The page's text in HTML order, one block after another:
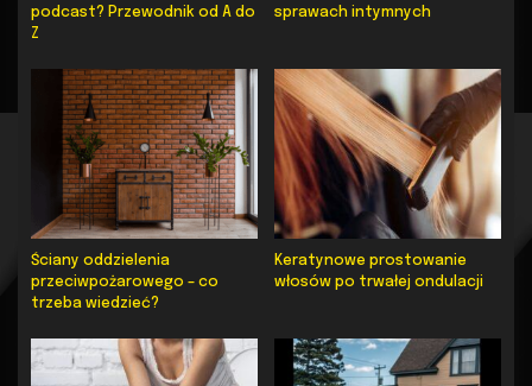
podcast? Przewodnik od A do
Z
sprawach intymnych
Ściany oddzielenia
przeciwpożarowego – co
trzeba wiedzieć?
Keratynowe prostowanie
włosów po trwałej ondulacji